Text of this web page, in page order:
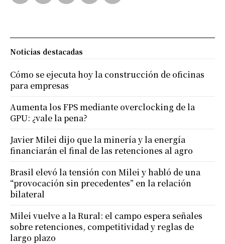
Noticias destacadas
Cómo se ejecuta hoy la construcción de oficinas
para empresas
Aumenta los FPS mediante overclocking de la
GPU: ¿vale la pena?
Javier Milei dijo que la minería y la energía
financiarán el final de las retenciones al agro
Brasil elevó la tensión con Milei y habló de una
“provocación sin precedentes” en la relación
bilateral
Milei vuelve a la Rural: el campo espera señales
sobre retenciones, competitividad y reglas de
largo plazo